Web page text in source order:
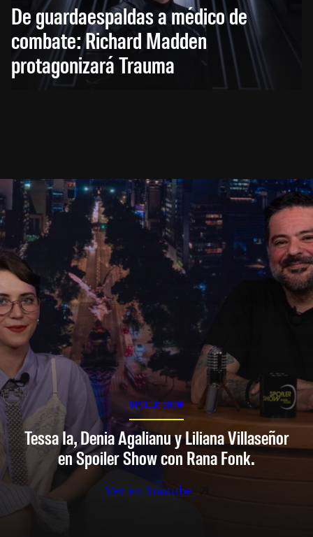
De guardaespaldas a médico de
combate: Richard Madden
protagonizará Trauma
SPOILER SHOW
Tessa Ia, Denia Agalianu y Liliana Villaseñor
en Spoiler Show con Rana Fonk.
Ver en Youtube